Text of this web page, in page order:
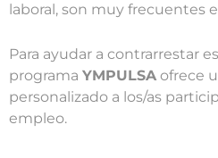
laboral, son muy frecuentes
Para ayudar a contrarrestar
programa YMPULSA ofrece
personalizado a los/as
empleo.